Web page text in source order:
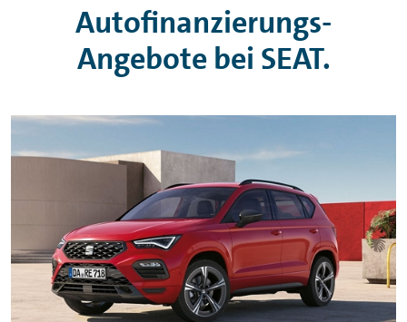
Autofinanzierungs-
Angebote bei SEAT.